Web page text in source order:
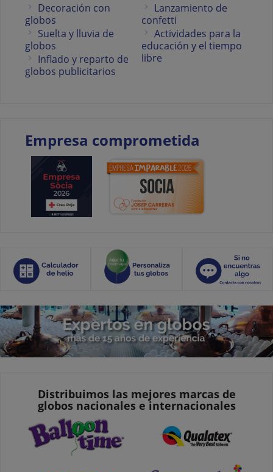
Decoración con
globos
Suelta y lluvia de
globos
Inflado y reparto de
globos publicitarios
Lanzamiento de
confetti
Actividades para la
educación y el tiempo
libre
Empresa comprometida
Distribuimos las mejores marcas de
globos nacionales e internacionales